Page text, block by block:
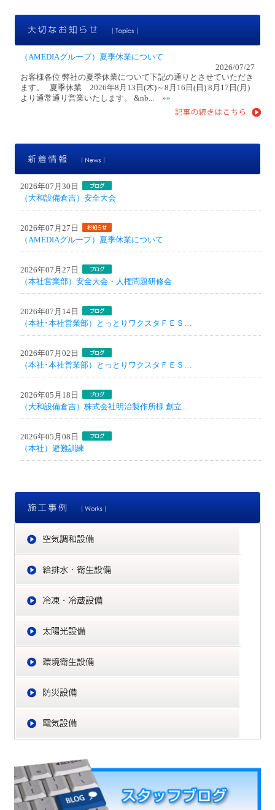
（AMEDIAグループ）夏季休業について
2026/07/27
お客様各位 弊社の夏季休業について下記の通りとさせていただき
ます。 夏季休業 2026年8月13日(木)～8月16日(日) 8月17日(月)
より通常通り営業いたします。 &nb...»»
2026年07月30日
（大和設備倉吉）安全大会
2026年07月27日
（AMEDIAグループ）夏季休業について
2026年07月27日
（本社営業部）安全大会・人権問題研修会
2026年07月14日
（本社･本社営業部）とっとりワクスタＦＥＳ…
2026年07月02日
（本社･本社営業部）とっとりワクスタＦＥＳ…
2026年05月18日
（大和設備倉吉）株式会社明治製作所様 創立…
2026年05月08日
（本社）避難訓練